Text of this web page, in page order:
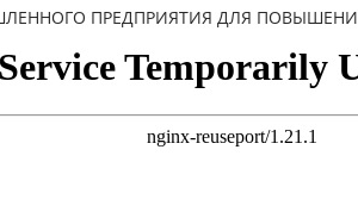
ПРЕДПРИЯТИЯ ДЛЯ